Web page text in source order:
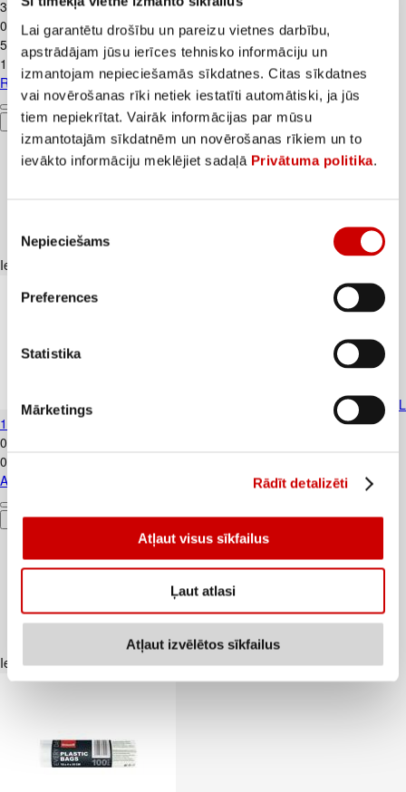
Lai garantētu drošību un pareizu vietnes darbību,
apstrādājam jūsu ierīces tehnisko informāciju un
izmantojam nepieciešamās sīkdatnes. Citas sīkdatnes
vai novērošanas rīki netiek iestatīti automātiski, ja jūs
tiem nepiekrītat. Vairāk informācijas par mūsu
izmantotajām sīkdatnēm un novērošanas rīkiem un to
ievākto informāciju meklējiet sadaļā Privātuma politika.
izvēle
Nepieciešams
Preferences
Statistika
Mārketings
Rādīt detalizēti
Atļaut visus sīkfailus
Ļaut atlasi
Atļaut izvēlētos sīkfailus
3 59€
0,9€/gab.
5
99€
1,5€/gab.
Radošais komplekts PLAY-DOH 4gab.
Pievienot
Iesakām ar
Atkrit.maisi HOME EXPERT 60L
10gab.30mkr
0
0,09€/gab.
Atkrit.maisi HOME EXPERT 60L 10gab.30mkr
Pievienot
Iesakām ar